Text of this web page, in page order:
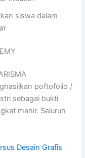
siswa dalam
poftofolio /
sebagai bukti
mahir. Seluruh